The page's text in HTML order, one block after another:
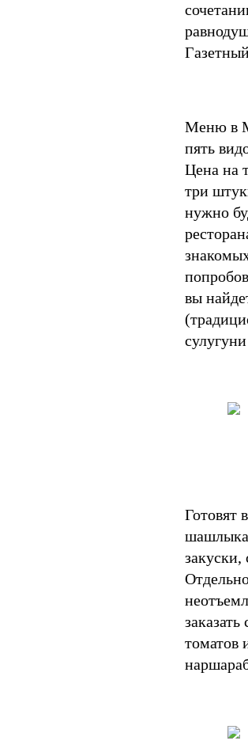
Меню в
пять
Цена на
три
нужно
вы
Готовят
томатов